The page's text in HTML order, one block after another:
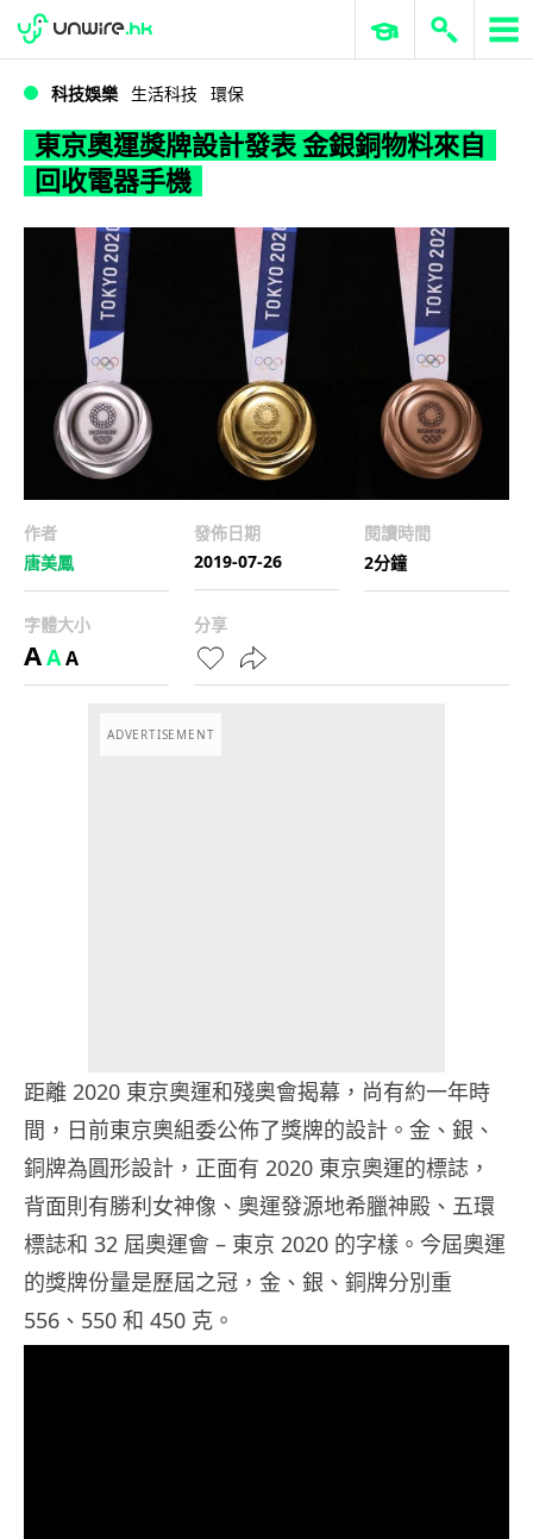
WWDC 2026 ERP 與商業 AI
科技娛樂 生活科技 環保
東京奧運獎牌設計發表 金銀銅物料來自
回收電器手機
作者
唐美鳳
發佈日期
2019-07-26
閱讀時間
2分鐘
字體大小
AAA
分享
ADVERTISEMENT
距離 2020 東京奧運和殘奧會揭幕，尚有約一年時
間，日前東京奧組委公佈了獎牌的設計。金、銀、
銅牌為圓形設計，正面有 2020 東京奧運的標誌，
背面則有勝利女神像、奧運發源地希臘神殿、五環
標誌和 32 屆奧運會 – 東京 2020 的字樣。今屆奧運
的獎牌份量是歷屆之冠，金、銀、銅牌分別重
556、550 和 450 克。